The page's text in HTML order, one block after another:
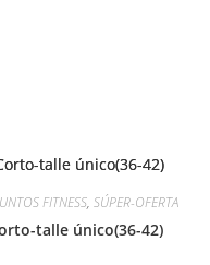
FITNESS, SÚPER-OFERTA
talle único(36-42)